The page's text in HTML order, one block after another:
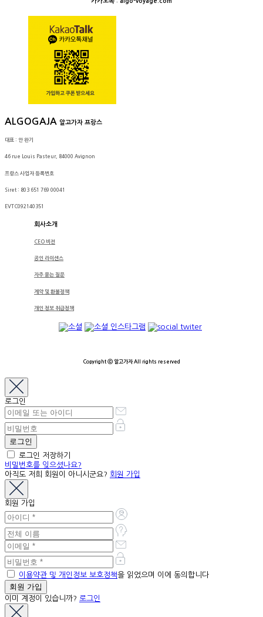
ALGOGAJA 알고가자 프랑스
대표 : 안 완기
46 rue Louis Pasteur, 84000 Avignon
프랑스 사업자 등록번호
Siret : 803 651 769 00041
EVTC092140351
회사소개
CEO 비젼
공인 라이센스
자주 묻는 질문
계약 및 환불정책
개인 정보 취급정책
Copyright ⓒ 알고가자 All rights reserved
로그인
로그인 저장하기
비밀번호를 잊으셨나요?
아직도 저희 회원이 아니시군요? 회원 가입
회원 가입
이용약관 및 개인정보 보호정책을 읽었으며 이에 동의합니다
이미 계정이 있습니까? 로그인